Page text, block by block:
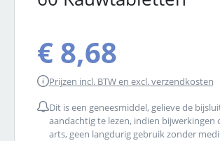
€ 8,68
Prijzen incl. BTW en excl. verzendkosten
Dit is een geneesmiddel, gelieve de
aandachtig te lezen, indien bijwerkingen
arts, geen langdurig gebruik zonder